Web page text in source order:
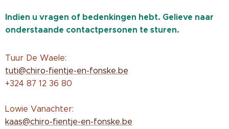
Indien u vragen of bedenkingen hebt. Gelieve naar
onderstaande contactpersonen te sturen.
Tuur De Waele:
tuti@chiro-fientje-en-fonske.be
+324 87 12 36 80
Lowie Vanachter:
kaas@chiro-fientje-en-fonske.be